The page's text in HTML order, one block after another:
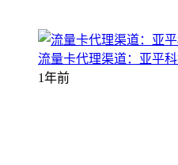
流量卡代理渠道：亚平
1年前